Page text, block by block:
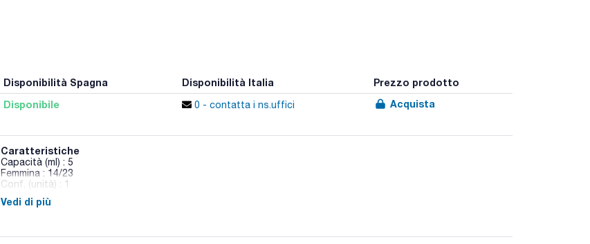
Disponibilità Spagna Disponibilità Italia Prezzo prodotto
Disponibile 0 - contatta i ns.uffici Acquista
Caratteristiche
Capacità (ml) : 5
Femmina : 14/23
Conf. (unità) : 1
Beute a fondo piano con collo corto e bocca smerigliata
Vedi di più